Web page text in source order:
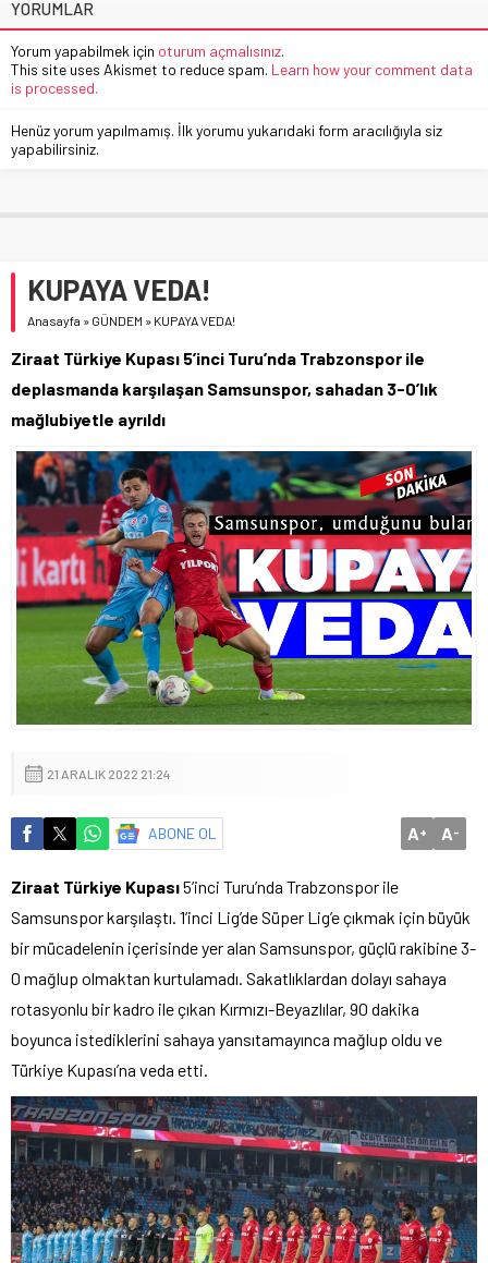
YORUMLAR
Yorum yapabilmek için oturum açmalısınız.
This site uses Akismet to reduce spam. Learn how your comment data
is processed.
Henüz yorum yapılmamış. İlk yorumu yukarıdaki form aracılığıyla siz
yapabilirsiniz.
KUPAYA VEDA!
Anasayfa » GÜNDEM » KUPAYA VEDA!
Ziraat Türkiye Kupası 5’inci Turu’nda Trabzonspor ile
deplasmanda karşılaşan Samsunspor, sahadan 3-0’lık
mağlubiyetle ayrıldı
21 ARALIK 2022 21:24
ABONE OL A+ A-
Ziraat Türkiye Kupası5’inci Turu’nda Trabzonspor ile
Samsunspor karşılaştı. 1’inci Lig’de Süper Lig’e çıkmak için büyük
bir mücadelenin içerisinde yer alan Samsunspor, güçlü rakibine 3-
0 mağlup olmaktan kurtulamadı. Sakatlıklardan dolayı sahaya
rotasyonlu bir kadro ile çıkan Kırmızı-Beyazlılar, 90 dakika
boyunca istediklerini sahaya yansıtamayınca mağlup oldu ve
Türkiye Kupası’na veda etti.